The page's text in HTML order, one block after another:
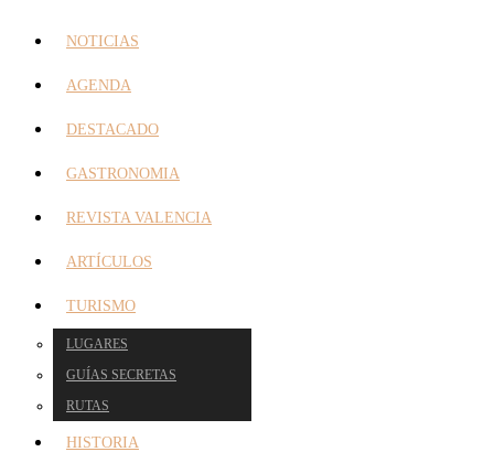
NOTICIAS
AGENDA
DESTACADO
GASTRONOMIA
REVISTA VALENCIA
ARTÍCULOS
TURISMO
LUGARES
GUÍAS SECRETAS
RUTAS
HISTORIA